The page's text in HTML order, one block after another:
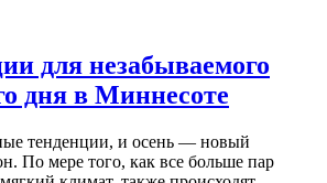
для незабываемого
дня в Миннесоте
тенденции, и осень — новый
По мере того, как все больше пар